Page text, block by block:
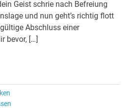
Geist schrie nach Befreiung
und nun geht’s richtig flott
Abschluss einer
bevor, […]